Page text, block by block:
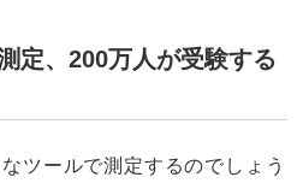
定、200万人が受験する
ツールで測定するのでしょう